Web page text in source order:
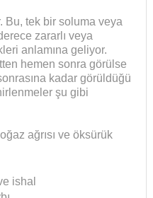
Bu, tek bir soluma veya
zararlı veya
anlamına geliyor.
hemen sonra görülse
kadar görüldüğü
şu gibi
ağrısı ve öksürük
ishal